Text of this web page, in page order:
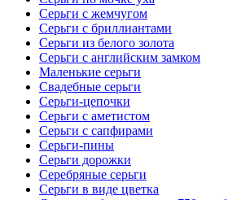
Серьги с жемчугом
Серьги с бриллиантами
Серьги из белого золота
Серьги с английским замком
Маленькие серьги
Свадебные серьги
Серьги-цепочки
Серьги с аметистом
Серьги с сапфирами
Серьги-пины
Серьги дорожки
Серебряные серьги
Серьги в виде цветка